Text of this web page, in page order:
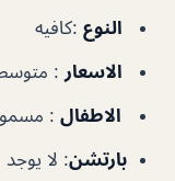
النوع :كافيه
الاسعار :
الاطفال :
بارتشن: لا يوجد